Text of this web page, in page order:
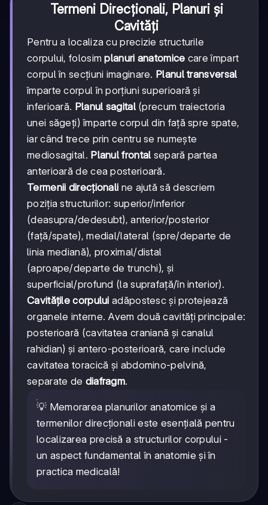
Termeni Direcționali, Planuri și
Cavități
Pentru a localiza cu precizie structurile
corpului, folosimplanuri anatomice care împart
corpul în secțiuni imaginare. Planul transversal
împarte corpul în porțiuni superioară și
inferioară. Planul sagital(precum traiectoria
unei săgeți) împarte corpul din față spre spate,
iar când trece prin centru se numește
mediosagital. Planul frontal separă partea
anterioară de cea posterioară.
Termenii direcționali ne ajută să descriem
poziția structurilor: superior/inferior
(deasupra/dedesubt), anterior/posterior
(față/spate), medial/lateral (spre/departe de
linia mediană), proximal/distal
(aproape/departe de trunchi), și
superficial/profund (la suprafață/în interior).
Cavitățile corpului adăpostesc și protejează
organele interne. Avem două cavități principale:
posterioară (cavitatea craniană și canalul
rahidian) și antero-posterioară, care include
cavitatea toracică și abdomino-pelvină,
separate de diafragm.
💡 Memorarea planurilor anatomice și a
termenilor direcționali este esențială pentru
localizarea precisă a structurilor corpului -
un aspect fundamental în anatomie și în
practica medicală!